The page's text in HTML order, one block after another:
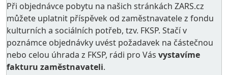
Při objednávce pobytu na našich stránkách ZARS.cz
můžete uplatnit příspěvek od zaměstnavatele z fondu
kulturních a sociálních potřeb, tzv. FKSP. Stačí v
poznámce objednávky uvést požadavek na částečnou
nebo celou úhrada z FKSP, rádi pro Vás vystavíme
fakturu zaměstnavateli.